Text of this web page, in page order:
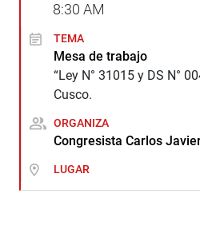
8:30 AM
TEMA
Mesa de trabajo
“Ley N° 31015 y DS N°
Cusco.
ORGANIZA
Congresista Carlos
LUGAR